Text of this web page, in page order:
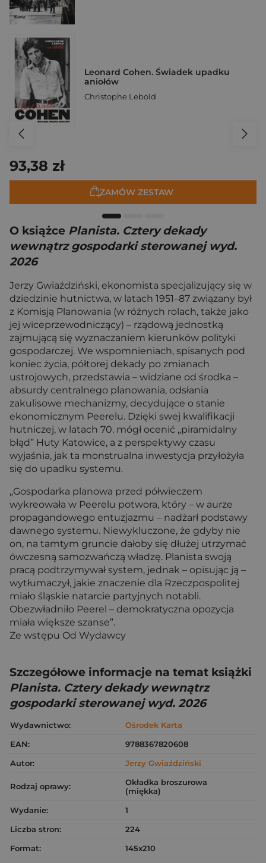
Leonard Cohen. Świadek upadku
aniołów
Christophe Lebold
93,38 zł
ZAMÓW ZESTAW
O książce Planista. Cztery dekady
wewnątrz gospodarki sterowanej wyd.
2026
Jerzy Gwiaździński, ekonomista specjalizujący się w
dziedzinie hutnictwa, w latach 1951–87 związany był
z Komisją Planowania (w różnych rolach, także jako
jej wiceprzewodniczący) – rządową jednostką
zajmującą się wyznaczaniem kierunków polityki
gospodarczej. We wspomnieniach, spisanych pod
koniec życia, półtorej dekady po zmianach
ustrojowych, przedstawia – widziane od środka –
absurdy centralnego planowania, odsłania
zakulisowe mechanizmy, decydujące o stanie
ekonomicznym Peerelu. Dzięki swej kwalifikacji
hutniczej, w latach 70. mógł ocenić „piramidalny
błąd” Huty Katowice, a z perspektywy czasu
wyjaśnia, jak ta monstrualna inwestycja przyłożyła
się do upadku systemu.
„Gospodarka planowa przed półwieczem
wykreowała w Peerelu potwora, który – w aurze
propagandowego entuzjazmu – nadżarł podstawy
dawnego systemu. Niewykluczone, że gdyby nie
on, na tamtym gruncie dałoby się dłużej utrzymać
ówczesną samozwańczą władzę. Planista swoją
pracą podtrzymywał system, jednak – opisując ją –
wytłumaczył, jakie znaczenie dla Rzeczpospolitej
miało śląskie natarcie partyjnych notabli.
Obezwładniło Peerel – demokratyczna opozycja
miała większe szanse”.
Ze wstępu Od Wydawcy
Szczegółowe informacje na temat książki
Planista. Cztery dekady wewnątrz
gospodarki sterowanej wyd. 2026
Wydawnictwo:
Ośrodek Karta
EAN:
9788367820608
Autor:
Jerzy Gwiaździński
Rodzaj oprawy:
Okładka broszurowa
(miękka)
Wydanie:
1
Liczba stron:
224
Format:
145x210